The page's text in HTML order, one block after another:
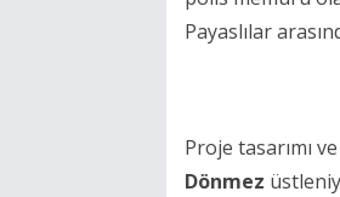
Payaslılar
Proje tasarımı
Dönmez